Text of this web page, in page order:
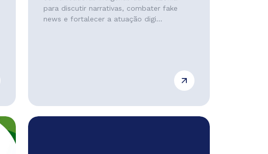
para discutir narrativas, combater fake
news e fortalecer a atuação digi...